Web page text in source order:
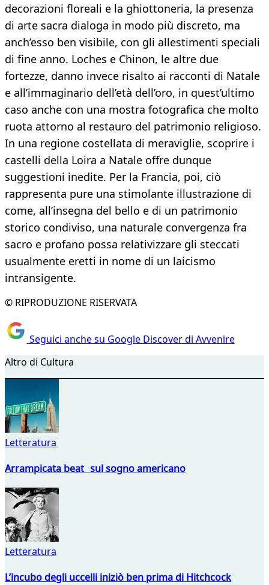
decorazioni floreali e la ghiottoneria, la presenza
di arte sacra dialoga in modo più discreto, ma
anch’esso ben visibile, con gli allestimenti speciali
di fine anno. Loches e Chinon, le altre due
fortezze, danno invece risalto ai racconti di Natale
e all’immaginario dell’età dell’oro, in quest’ultimo
caso anche con una mostra fotografica che molto
ruota attorno al restauro del patrimonio religioso.
In una regione costellata di meraviglie, scoprire i
castelli della Loira a Natale offre dunque
suggestioni inedite. Per la Francia, poi, ciò
rappresenta pure una stimolante illustrazione di
come, all’insegna del bello e di un patrimonio
storico condiviso, una naturale convergenza fra
sacro e profano possa relativizzare gli steccati
usualmente eretti in nome di un laicismo
intransigente.
© RIPRODUZIONE RISERVATA
Seguici anche su Google Discover di Avvenire
Altro di Cultura
Letteratura
Arrampicata beat sul sogno americano
Letteratura
L’incubo degli uccelli iniziò ben prima di Hitchcock